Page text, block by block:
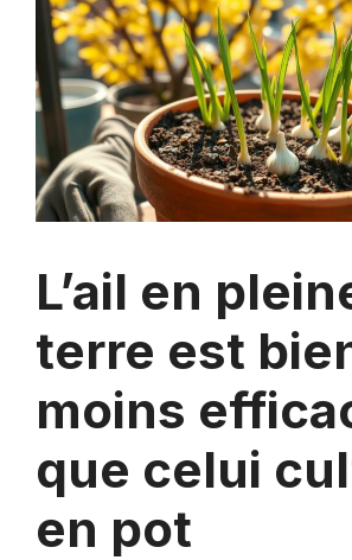
L’ail en
terre est
moins
que celui
en pot